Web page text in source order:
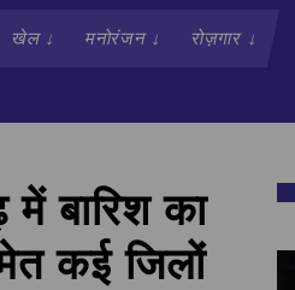
खेल↓ मनोरंजन↓ रोज़गार↓
बारिश का
कई जिलों